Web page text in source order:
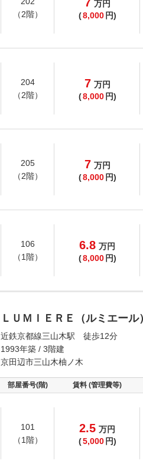
（2階）
万円
(8,000 円)
204
（2階）
7 万円
(8,000 円)
205
（2階）
7 万円
(8,000 円)
106
（1階）
6.8 万円
(8,000 円)
ＬＵＭＩＥＲＥ（ルミエール
近鉄京都線三山木駅 徒歩12分
1993年築 / 3階建
京田辺市三山木柚ノ木
部屋番号(階) 賃料 (管理費等)
101
（1階）
2.5 万円
(5,000 円)